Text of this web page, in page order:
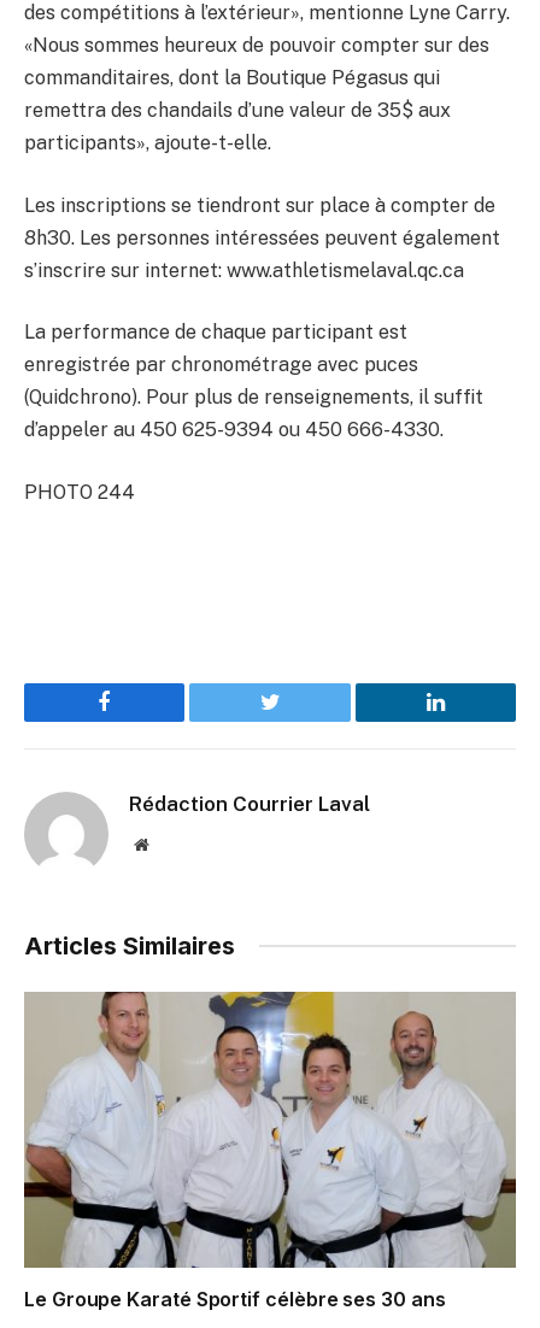
des compétitions à l’extérieur», mentionne Lyne Carry.
«Nous sommes heureux de pouvoir compter sur des
commanditaires, dont la Boutique Pégasus qui
remettra des chandails d’une valeur de 35$ aux
participants», ajoute-t-elle.
Les inscriptions se tiendront sur place à compter de
8h30. Les personnes intéressées peuvent également
s’inscrire sur internet: www.athletismelaval.qc.ca
La performance de chaque participant est
enregistrée par chronométrage avec puces
(Quidchrono). Pour plus de renseignements, il suffit
d’appeler au 450 625-9394 ou 450 666-4330.
PHOTO 244
Facebook Twitter LinkedIn
Rédaction Courrier Laval
Website
Articles Similaires
Le Groupe Karaté Sportif célèbre ses 30 ans